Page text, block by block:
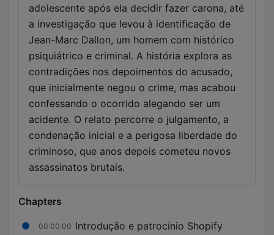
adolescente após ela decidir fazer carona, até
a investigação que levou à identificação de
Jean-Marc Dallon, um homem com histórico
psiquiátrico e criminal. A história explora as
contradições nos depoimentos do acusado,
que inicialmente negou o crime, mas acabou
confessando o ocorrido alegando ser um
acidente. O relato percorre o julgamento, a
condenação inicial e a perigosa liberdade do
criminoso, que anos depois cometeu novos
assassinatos brutais.
Chapters
00:00:00 Introdução e patrocínio Shopify